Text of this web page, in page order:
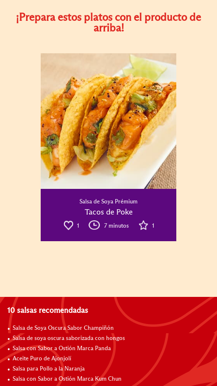
¡Prepara estos platos con el producto de
arriba!
Salsa de Soya Prémium
Tacos de Poke
1 7 minutos 1
10 salsas recomendadas
Salsa de Soya Oscura Sabor Champiñón
Salsa de soya oscura saborizada con hongos
Salsa con Sabor a Ostión Marca Panda
Aceite Puro de Ajonjolí
Salsa para Pollo a la Naranja
Salsa con Sabor a Ostión Marca Kum Chun